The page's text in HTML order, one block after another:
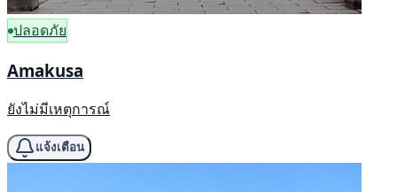
ปลอดภัย
Amakusa
ยังไม่มีเหตุการณ์
แจ้งเตือน